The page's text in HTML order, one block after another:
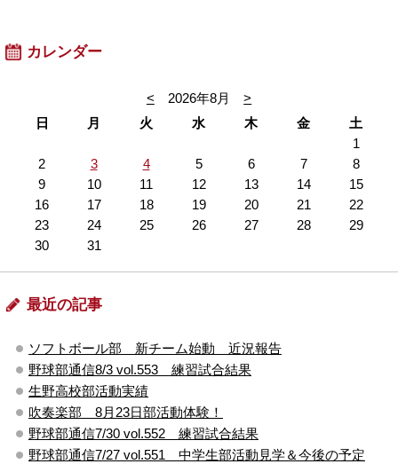
カレンダー
< 2026年8月
>
日
月 火 水 木 金
土
1
2
3 4 5 6 7
8
9
10 11 12 13 14
15
16
17 18 19 20 21
22
23
24 25 26 27 28
29
30
31
最近の記事
ソフトボール部 新チーム始動 近況報告
野球部通信8/3 vol.553 練習試合結果
生野高校部活動実績
吹奏楽部 8月23日部活動体験！
野球部通信7/30 vol.552 練習試合結果
野球部通信7/27 vol.551 中学生部活動見学＆今後の予定